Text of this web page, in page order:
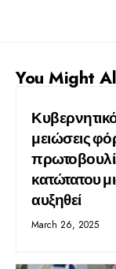
You Might
μειώσεις
κατώτατου
αυξηθεί
March 26, 2025